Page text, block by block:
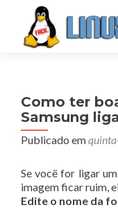
Como ter
Samsung
Publicado em
Se vocë for ligar
imagem ficar ruim,
Edite o nome da